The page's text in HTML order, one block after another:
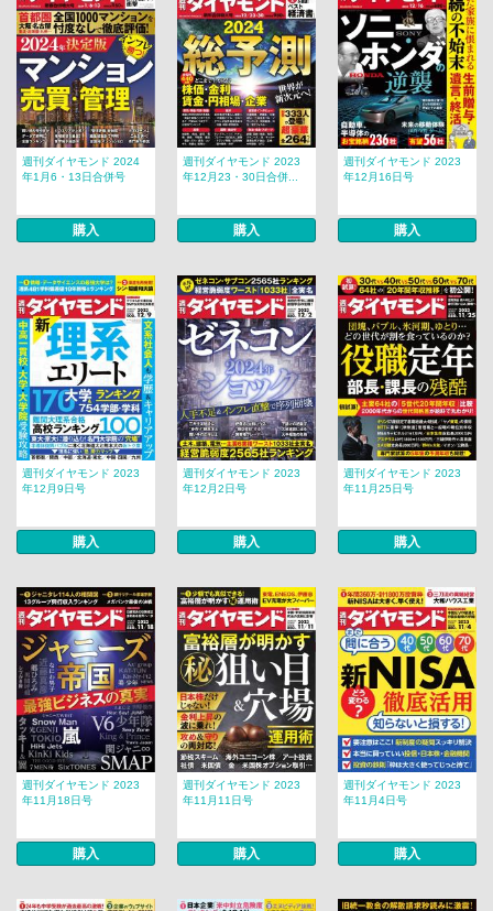
週刊ダイヤモンド 2024
年1月6・13日合併号
購入
週刊ダイヤモンド 2023
年12月23・30日合併...
購入
週刊ダイヤモンド 2023
年12月16日号
購入
週刊ダイヤモンド 2023
年12月9日号
購入
週刊ダイヤモンド 2023
年12月2日号
購入
週刊ダイヤモンド 2023
年11月25日号
購入
週刊ダイヤモンド 2023
年11月18日号
購入
週刊ダイヤモンド 2023
年11月11日号
購入
週刊ダイヤモンド 2023
年11月4日号
購入